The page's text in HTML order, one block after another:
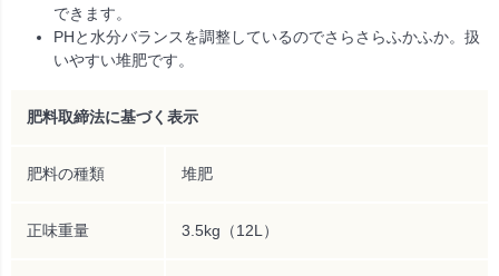
できます。
PHと水分バランスを調整しているのでさらさらふかふか。扱
いやすい堆肥です。
肥料取締法に基づく表示
肥料の種類 堆肥
正味重量 3.5kg（12L）